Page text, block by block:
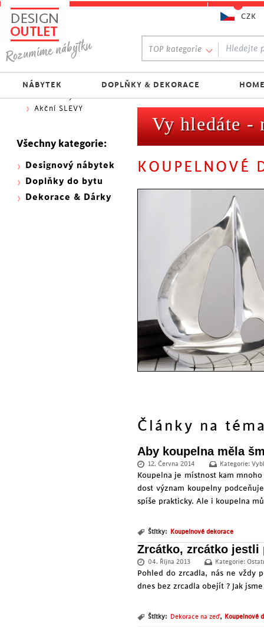
Vy hledáte -
KOUPELNOVÉ
Články na
Aby koupelna měla
12. Června 2014 Kategorie:
Koupelna je místnost kam
dost význam koupelny
spíše prakticky. Ale i koupelna
Štítky: Koupelnové dekorace
Zrcátko, zrcátko jestli
04. Října 2013 Kategorie:
Pohled do zrcadla, nás ne vždy
dnes bez zrcadla obejít ? Jak
Štítky: Dekorace na zeď, Koupelnové
Oblíbený výběr:
300 NOVINEK
333 BESTSELLERŮ
Nejlevnější do 1.500 Kč
Skladovky
Akční SLEVY
Všechny kategorie:
Designový nábytek
Doplňky do bytu
Dekorace & Dárky
TOP kategorie
NÁBYTEK DOPLŇKY & DEKORACE
CZK